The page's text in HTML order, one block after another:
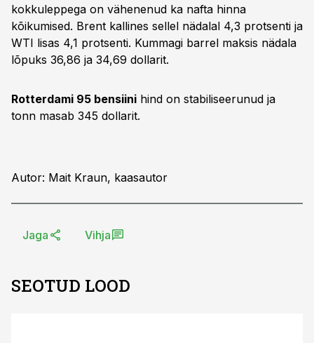
kokkuleppega on vähenenud ka nafta hinna
kõikumised. Brent kallines sellel nädalal 4,3 protsenti ja
WTI lisas 4,1 protsenti. Kummagi barrel maksis nädala
lõpuks 36,86 ja 34,69 dollarit.
Rotterdami 95 bensiini hind on stabiliseerunud ja
tonn masab 345 dollarit.
Autor: Mait Kraun, kaasautor
Jaga Vihja
SEOTUD LOOD